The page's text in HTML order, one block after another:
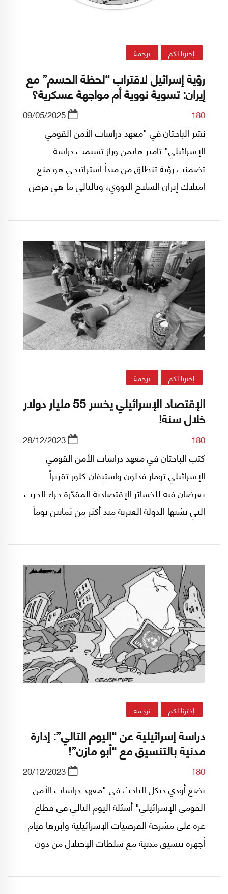
إخترنا لكم ترجمة
رؤية إسرائيل لاقتراب “لحظة الحسم” مع
إيران: تسوية نووية أم مواجهة عسكرية؟
180
09/05/2025
نشر الباحثان في "معهد دراسات الأمن القومي
الإسرائيلي" تامير هايمن وراز تسيمت دراسة
تضمنت رؤية تنطلق من مبدأ استراتيجي هو منع
امتلاك إيران السلاح النووي، وبالتالي ما هي فرص
الكامل للدراسة التي نشرها معهد دراسات الأمن
القومي وترجمتها مؤسسة الدراسات الفلسطينية
إلى العربية:
إخترنا لكم ترجمة
الإقتصاد الإسرائيلي يخسر 55 مليار دولار
خلال سنة!
180
28/12/2023
كتب الباحثان في معهد دراسات الأمن القومي
الإسرائيلي تومار فدلون واستيفان كلور تقريراً
يعرضان فيه للخسائر الإقتصادية المقدّرة جراء الحرب
التي تشنها الدولة العبرية منذ أكثر من ثمانين يوماً
مؤسسة الدراسات الفلسطينية من العبرية إلى
العربية؟
إخترنا لكم ترجمة
دراسة إسرائيلية عن “اليوم التالي”: إدارة
مدنية بالتنسيق مع “أبو مازن”!
180
20/12/2023
يضع أودي ديكل الباحث في "معهد دراسات الأمن
القومي الإسرائيلي" أسئلة اليوم التالي في قطاع
غزة على مشرحة الفرضيات الإسرائيلية وابرزها قيام
أجهزة تنسيق مدنية مع سلطات الإحتلال من دون
برئاسة محمود عباس.